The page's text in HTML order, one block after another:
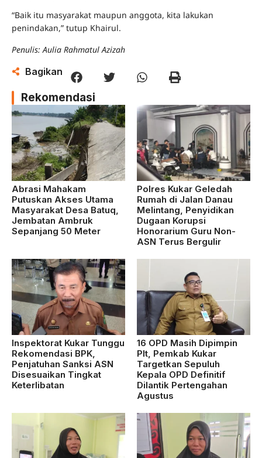
“Baik itu masyarakat maupun anggota, kita lakukan
penindakan,” tutup Khairul.
Penulis: Aulia Rahmatul Azizah
Bagikan
Rekomendasi
Abrasi Mahakam
Putuskan Akses Utama
Masyarakat Desa Batuq,
Jembatan Ambruk
Sepanjang 50 Meter
Polres Kukar Geledah
Rumah di Jalan Danau
Melintang, Penyidikan
Dugaan Korupsi
Honorarium Guru Non-
ASN Terus Bergulir
Inspektorat Kukar Tunggu
Rekomendasi BPK,
Penjatuhan Sanksi ASN
Disesuaikan Tingkat
Keterlibatan
16 OPD Masih Dipimpin
Plt, Pemkab Kukar
Targetkan Sepuluh
Kepala OPD Definitif
Dilantik Pertengahan
Agustus